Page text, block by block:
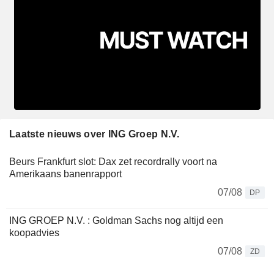
Laatste nieuws over ING Groep N.V.
Beurs Frankfurt slot: Dax zet recordrally voort na
Amerikaans banenrapport
07/08
DP
ING GROEP N.V. : Goldman Sachs nog altijd een
koopadvies
07/08
ZD